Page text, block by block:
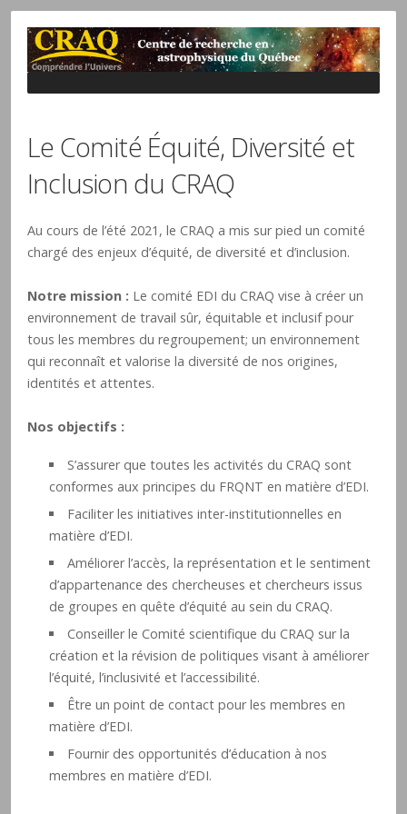
Le Comité Équité, Diversité et
Inclusion du CRAQ
Au cours de l’été 2021, le CRAQ a mis sur pied un comité
chargé des enjeux d’équité, de diversité et d’inclusion.
Notre mission : Le comité EDI du CRAQ vise à créer un
environnement de travail sûr, équitable et inclusif pour
tous les membres du regroupement; un environnement
qui reconnaît et valorise la diversité de nos origines,
identités et attentes.
Nos objectifs :
S’assurer que toutes les activités du CRAQ sont
conformes aux principes du FRQNT en matière d’EDI.
Faciliter les initiatives inter-institutionnelles en
matière d’EDI.
Améliorer l’accès, la représentation et le sentiment
d’appartenance des chercheuses et chercheurs issus
de groupes en quête d’équité au sein du CRAQ.
Conseiller le Comité scientifique du CRAQ sur la
création et la révision de politiques visant à améliorer
l’équité, l’inclusivité et l’accessibilité.
Être un point de contact pour les membres en
matière d’EDI.
Fournir des opportunités d’éducation à nos
membres en matière d’EDI.